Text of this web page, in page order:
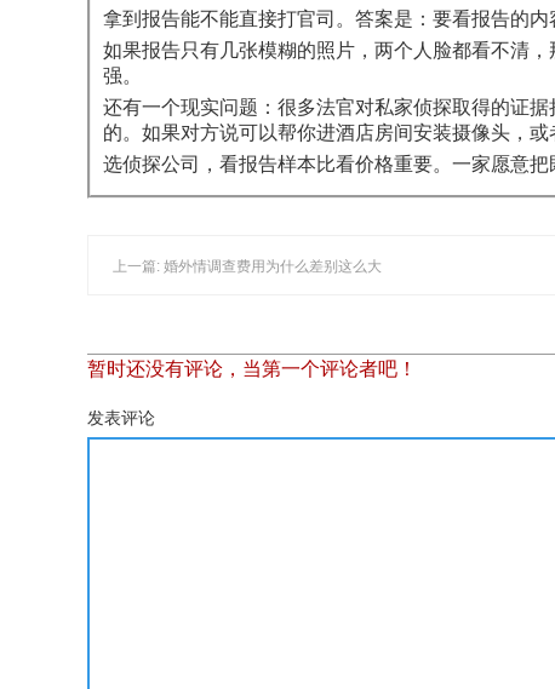
拿到报告能不能直接打官司。答案是：要看报告的内
如果报告只有几张模糊的照片，两个人脸都看不清
强。
还有一个现实问题：很多法官对私家侦探取得的证
的。如果对方说可以帮你进酒店房间安装摄像头，
选侦探公司，看报告样本比看价格重要。一家愿意
上一篇: 婚外情调查费用为什么差别这么大
暂时还没有评论，当第一个评论者吧！
发表评论